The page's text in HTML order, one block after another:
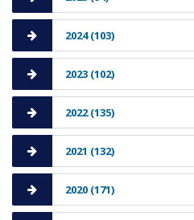
2024 (103)
2023 (102)
2022 (135)
2021 (132)
2020 (171)